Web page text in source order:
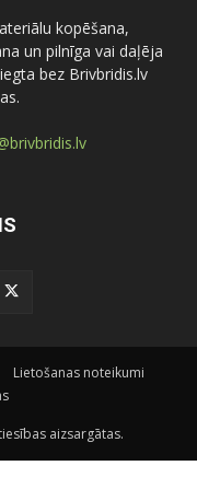
kopēšana,
un pilnīga vai daļēja
bez Brivbridis.lv
Lietošanas noteikumi
aizsargātas.